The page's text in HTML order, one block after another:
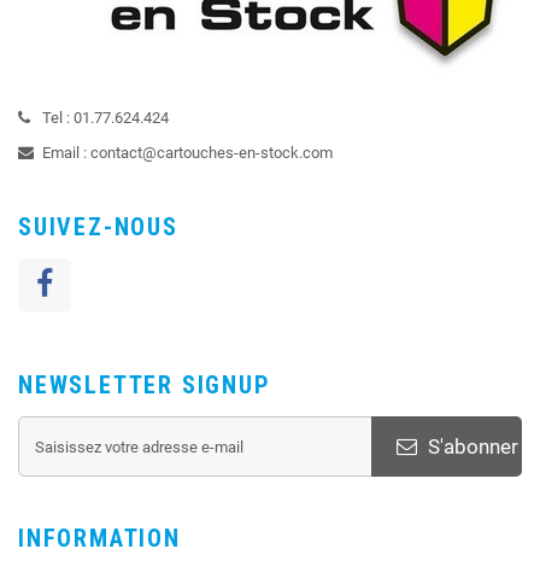
Tel : 01.77.624.424
Email : contact@cartouches-en-stock.com
SUIVEZ-NOUS
NEWSLETTER SIGNUP
S'abonner
INFORMATION